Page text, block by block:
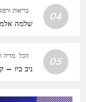
04 בריאות
שלמה
05 הכל מדיה
ניב ביז – קידום אתרים